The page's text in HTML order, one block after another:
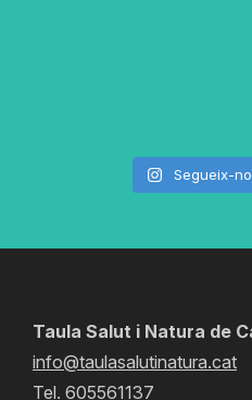
Segueix-
Taula Salut i Natura de
info@taulasalutinatura.cat
Tel. 605561137